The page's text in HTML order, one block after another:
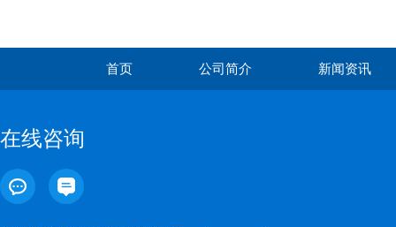
首页 公司简介 新闻资讯
在线咨询